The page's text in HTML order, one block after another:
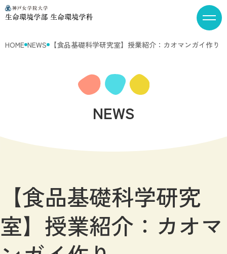
HOME NEWS 【食品基礎科学研究室】授業紹介：カオマンガイ作り
NEWS
【食品基礎科学研究
室】授業紹介：カオマ